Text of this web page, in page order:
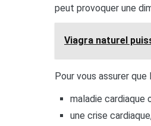
peut provoquer une
Viagra naturel
Pour vous assurer
maladie cardiaque
une crise